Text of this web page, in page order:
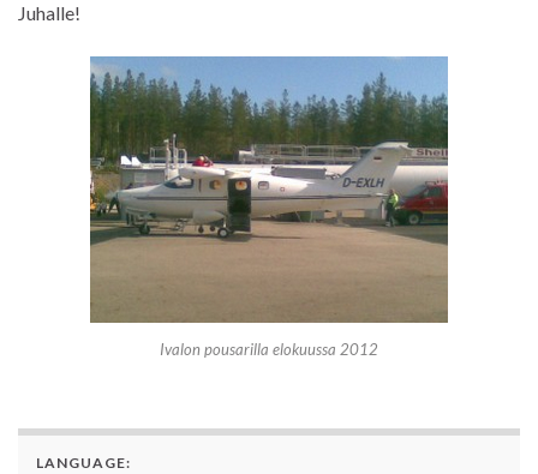
Juhalle!
Ivalon pousarilla elokuussa 2012
LANGUAGE: